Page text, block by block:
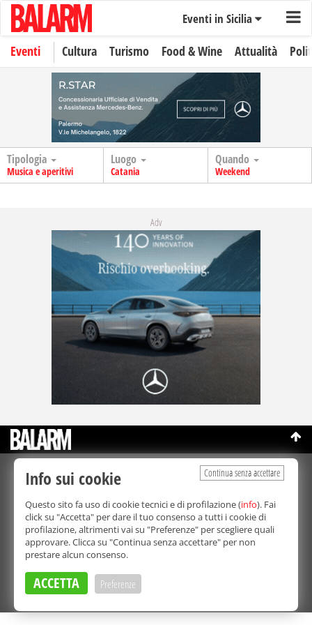
Eventi in Sicilia
Eventi Cultura Turismo Food & Wine Attualità
Tipologia
Musica e aperitivi
Luogo
Catania
Quando
Weekend
Adv
©Copyright 2003-2026
Bmedia Srl
La riproduzione totale o parziale di tutti i contenuti, in qualunque
forma, su qualsiasi supporto è proibita.
Balarm.it è una testata giornalistica registrata. Autorizzazione del
Tribunale di Palermo n° 32 del 21/10/2003
Direttore responsabile:Fabio Ricotta
Privacy e Cookie Policy
Continua senza accettare
Info sui cookie
Questo sito fa uso di cookie tecnici e di profilazione (info). Fai
click su "Accetta" per dare il tuo consenso a tutti i cookie di
profilazione, altrimenti vai su "Preferenze" per scegliere quali
approvare. Clicca su "Continua senza accettare" per non
prestare alcun consenso.
ACCETTA Preferenze